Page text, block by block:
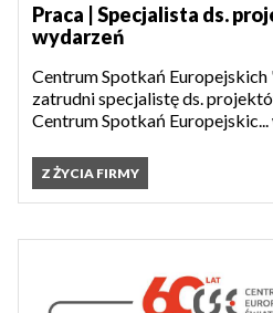
Praca | Specjalista ds.
wydarzeń
Centrum Spotkań
zatrudni specjalistę ds.
Centrum Spotkań Europejskic...
Z ŻYCIA FIRMY